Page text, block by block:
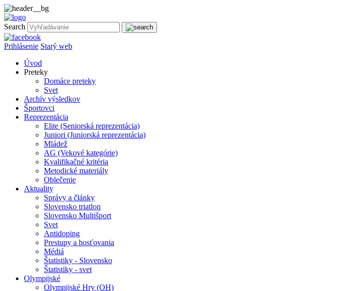
Search
Prihlásenie Starý web
Úvod
Preteky
Domáce preteky
Svet
Archív výsledkov
Športovci
Reprezentácia
Elite (Seniorská reprezentácia)
Juniori (Juniorská reprezentácia)
Mládež
AG (Vekové kategórie)
Kvalifikačné kritéria
Metodické materiály
Oblečenie
Aktuality
Správy a články
Slovensko triatlon
Slovensko Multišport
Svet
Antidoping
Prestupy a hosťovania
Médiá
Štatistiky - Slovensko
Štatistiky - svet
Olympijské
Olympijské Hry (OH)